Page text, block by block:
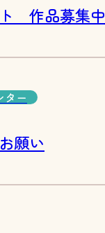
作品募集中
ター
願い